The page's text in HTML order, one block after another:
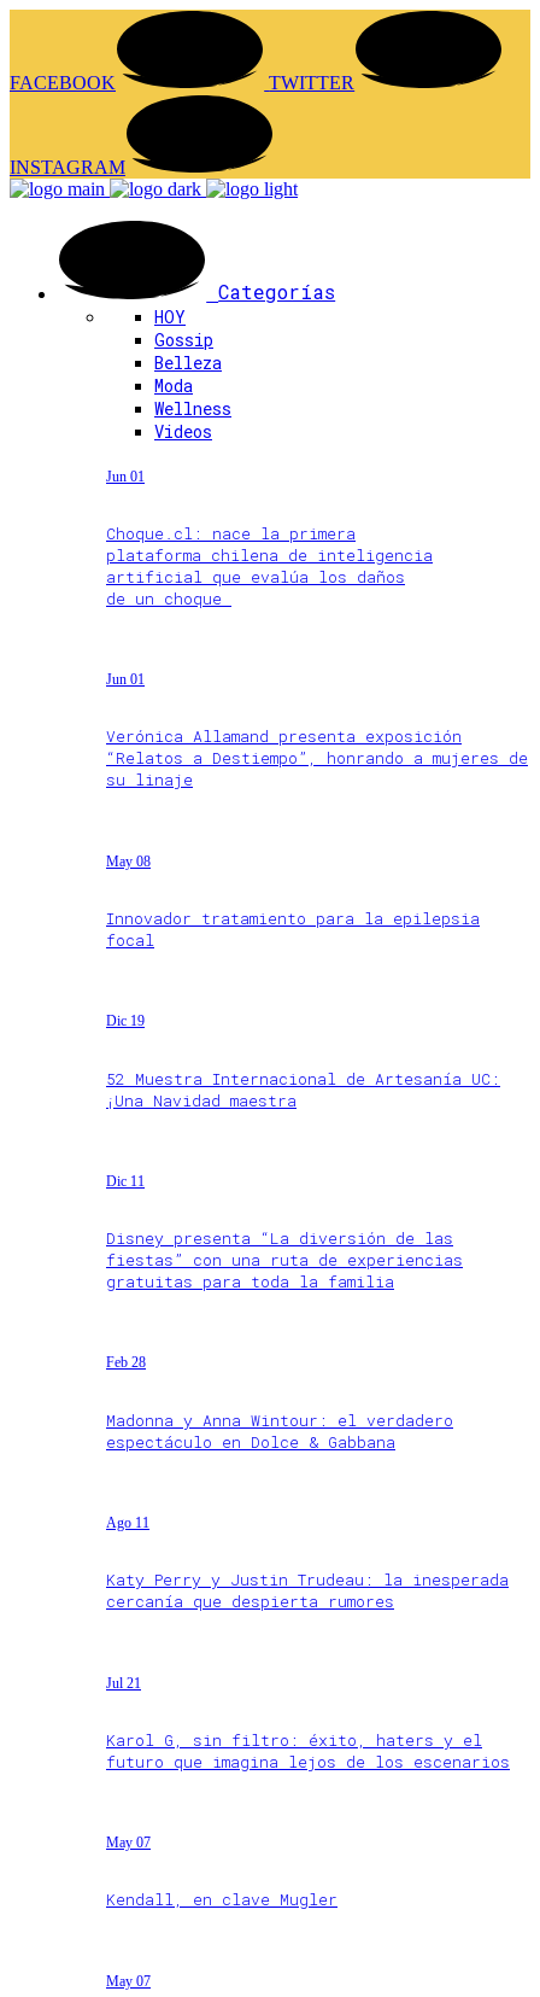
FACEBOOK TWITTER
INSTAGRAM
Categorías
HOY
Gossip
Belleza
Moda
Wellness
Videos
Jun 01
Choque.cl: nace la primera
plataforma chilena de inteligencia
artificial que evalúa los daños
de un choque
Jun 01
Verónica Allamand presenta exposición
“Relatos a Destiempo”, honrando a mujeres de
su linaje
May 08
Innovador tratamiento para la epilepsia
focal
Dic 19
52 Muestra Internacional de Artesanía UC:
¡Una Navidad maestra
Dic 11
Disney presenta “La diversión de las
fiestas” con una ruta de experiencias
gratuitas para toda la familia
Feb 28
Madonna y Anna Wintour: el verdadero
espectáculo en Dolce & Gabbana
Ago 11
Katy Perry y Justin Trudeau: la inesperada
cercanía que despierta rumores
Jul 21
Karol G, sin filtro: éxito, haters y el
futuro que imagina lejos de los escenarios
May 07
Kendall, en clave Mugler
May 07